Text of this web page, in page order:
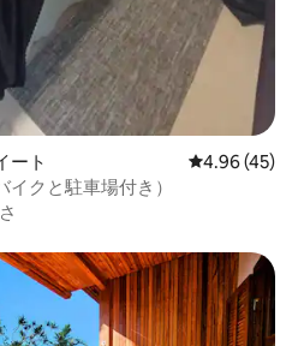
ート レビュー45
4.96 (45)
クと駐車場付き）